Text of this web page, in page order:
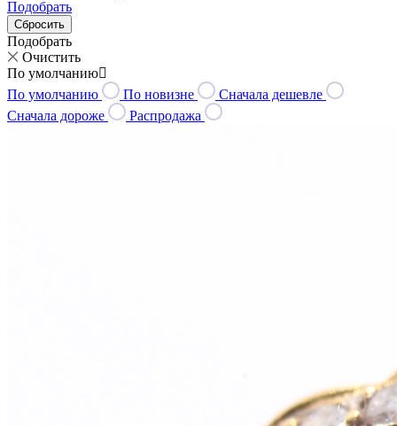
Подобрать
Подобрать
Очистить
По умолчанию
По умолчанию
По новизне
Сначала дешевле
Сначала дороже
Распродажа